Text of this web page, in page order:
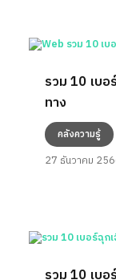
รวม 10 เบ
ทาง
คลังความรู้
27 ธันวาคม
รวม 10 เบ